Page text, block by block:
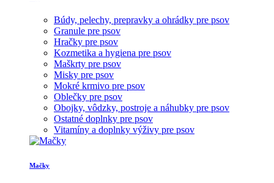
Búdy, pelechy, prepravky a ohrádky pre psov
Granule pre psov
Hračky pre psov
Kozmetika a hygiena pre psov
Maškrty pre psov
Misky pre psov
Mokré krmivo pre psov
Oblečky pre psov
Obojky, vôdzky, postroje a náhubky pre psov
Ostatné doplnky pre psov
Vitamíny a doplnky výživy pre psov
Mačky